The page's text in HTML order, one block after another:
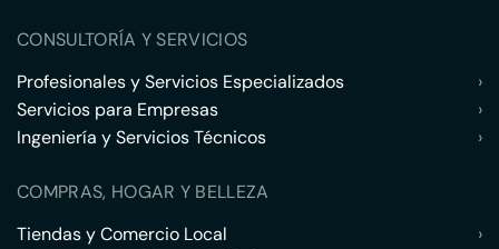
CONSULTORÍA Y SERVICIOS
Profesionales y Servicios Especializados
›
Servicios para Empresas
›
Ingeniería y Servicios Técnicos
›
COMPRAS, HOGAR Y BELLEZA
Tiendas y Comercio Local
›